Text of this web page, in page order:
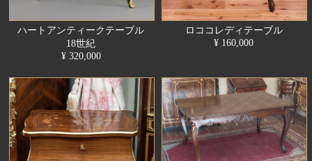
ハートアンティークテーブル
18世紀
¥ 320,000
ロココレディテーブル
¥ 160,000